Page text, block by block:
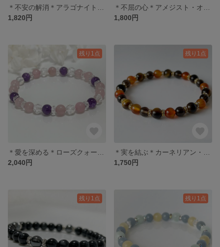
1,820円
1,800円
残り1点
2,040円
残り1点
1,750円
残り1点 残り1点